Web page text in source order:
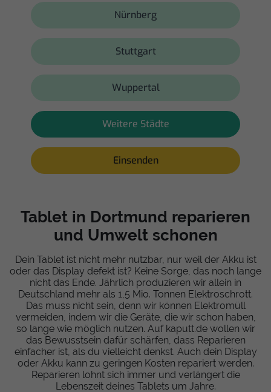
Nürnberg
Stuttgart
Wuppertal
Weitere Städte
Einsenden
Tablet in Dortmund reparieren
und Umwelt schonen
Dein Tablet ist nicht mehr nutzbar, nur weil der Akku ist
oder das Display defekt ist? Keine Sorge, das noch lange
nicht das Ende. Jährlich produzieren wir allein in
Deutschland mehr als 1,5 Mio. Tonnen Elektroschrott.
Das muss nicht sein, denn wir können Elektromüll
vermeiden, indem wir die Geräte, die wir schon haben,
so lange wie möglich nutzen. Auf kaputt.de wollen wir
das Bewusstsein dafür schärfen, dass Reparieren
einfacher ist, als du vielleicht denkst. Auch dein Display
oder Akku kann zu geringen Kosten repariert werden.
Reparieren lohnt sich immer und verlängert die
Lebenszeit deines Tablets um Jahre.